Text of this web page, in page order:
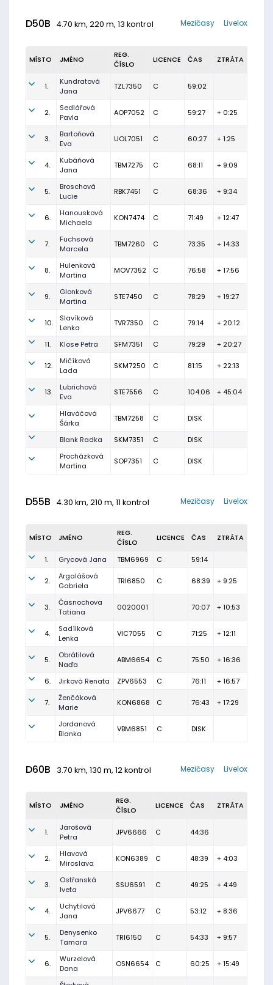
D50B 4.70 km, 220 m, 13 kontrol Livelox
Mezičasy
MÍSTO JMÉNO
REG.
ČÍSLO
LICENCE ČAS ZTRÁTA
1.
Kundratová
Jana
TZL7350 C 59:02
2.
Sedlářová
Pavla
AOP7052 C 59:27 + 0:25
3.
Bartoňová
Eva
UOL7051 C 60:27 + 1:25
4.
Kubáňová
Jana
TBM7275 C 68:11 + 9:09
5.
Broschová
Lucie
RBK7451 C 68:36 + 9:34
6.
Hanousková
Michaela
KON7474 C 71:49 + 12:47
7.
Fuchsová
Marcela
TBM7260 C 73:35 + 14:33
8.
Hulenková
Martina
MOV7352 C 76:58 + 17:56
9.
Glonková
Martina
STE7450 C 78:29 + 19:27
10.
Slavíková
Lenka
TVR7350 C 79:14 + 20:12
11. Klose Petra SFM7351 C 79:29 + 20:27
12.
Mičíková
Lada
SKM7250 C 81:15 + 22:13
13.
Lubrichová
Eva
STE7556 C 104:06 + 45:04
Hlaváčová
Šárka
TBM7258 C DISK
Blank Radka SKM7351 C
DISK
Procházková
Martina
SOP7351 C DISK
D55B 4.30 km, 210 m, 11 kontrol Livelox
Mezičasy
MÍSTO JMÉNO
REG.
ČÍSLO
LICENCE ČAS ZTRÁTA
1. Grycová Jana TBM6969 C 59:14
2.
Argalášová
Gabriela
TRI6850 C 68:39 + 9:25
3.
Časnochova
Tatiana
0020001 70:07 + 10:53
4.
Sadílková
Lenka
VIC7055 C 71:25 + 12:11
5.
Obrátilová
Naďa
ABM6654 C 75:50 + 16:36
6. Jirková Renata ZPV6553 C 76:11 + 16:57
7.
Ženčáková
Marie
KON6868 C 76:43 + 17:29
Jordanová
Blanka
VBM6851 C DISK
D60B 3.70 km, 130 m, 12 kontrol Livelox
Mezičasy
MÍSTO JMÉNO
REG.
ČÍSLO
LICENCE ČAS ZTRÁTA
1.
Jarošová
Petra
JPV6666 C 44:36
2.
Hlavová
Miroslava
KON6389 C 48:39 + 4:03
3.
Ostřanská
Iveta
SSU6591 C 49:25 + 4:49
4.
Uchytilová
Jana
JPV6677 C 53:12 + 8:36
5.
Denysenko
Tamara
TRI6150 C 54:33 + 9:57
6.
Wurzelová
Dana
OSN6654 C 60:25 + 15:49